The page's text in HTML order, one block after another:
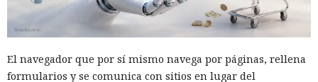
El navegador que por sí mismo navega por páginas, rellena
formularios y se comunica con sitios en lugar del